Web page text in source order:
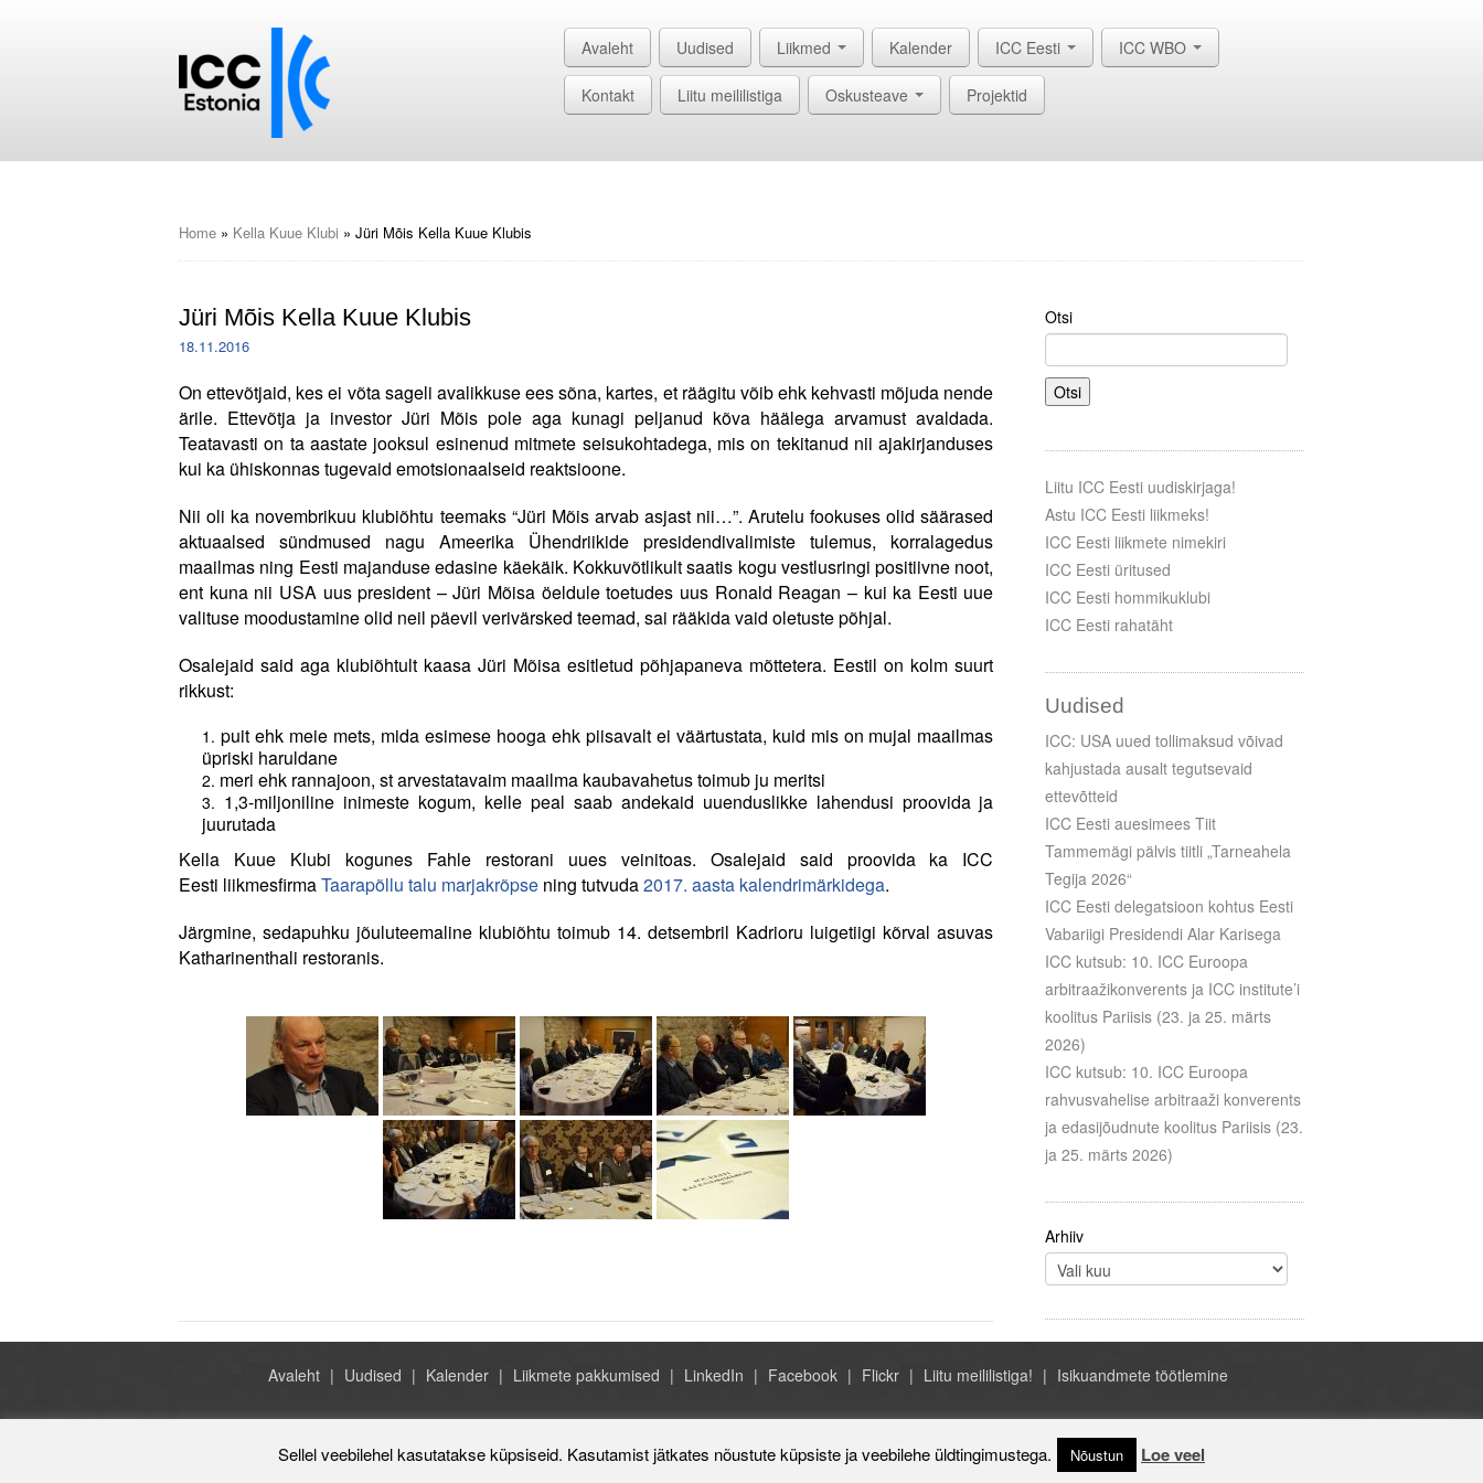
Avaleht Uudised Liikmed Kalender ICC Eesti ICC WBO
Kontakt Liitu meililistiga Oskusteave Projektid
Home » Kella Kuue Klubi » Jüri Mõis Kella Kuue Klubis
Jüri Mõis Kella Kuue Klubis
18.11.2016
On ettevõtjaid, kes ei võta sageli avalikkuse ees sõna, kartes, et räägitu võib ehk kehvasti mõjuda nende
ärile. Ettevõtja ja investor Jüri Mõis pole aga kunagi peljanud kõva häälega arvamust avaldada.
Teatavasti on ta aastate jooksul esinenud mitmete seisukohtadega, mis on tekitanud nii ajakirjanduses
kui ka ühiskonnas tugevaid emotsionaalseid reaktsioone.
Nii oli ka novembrikuu klubiõhtu teemaks “Jüri Mõis arvab asjast nii…”. Arutelu fookuses olid säärased
aktuaalsed sündmused nagu Ameerika Ühendriikide presidendivalimiste tulemus, korralagedus
maailmas ning Eesti majanduse edasine käekäik. Kokkuvõtlikult saatis kogu vestlusringi positiivne noot,
ent kuna nii USA uus president – Jüri Mõisa öeldule toetudes uus Ronald Reagan – kui ka Eesti uue
valituse moodustamine olid neil päevil verivärsked teemad, sai rääkida vaid oletuste põhjal.
Osalejaid said aga klubiõhtult kaasa Jüri Mõisa esitletud põhjapaneva mõttetera. Eestil on kolm suurt
rikkust:
puit ehk meie mets, mida esimese hooga ehk piisavalt ei väärtustata, kuid mis on mujal maailmas
üpriski haruldane
meri ehk rannajoon, st arvestatavaim maailma kaubavahetus toimub ju meritsi
1,3-miljoniline inimeste kogum, kelle peal saab andekaid uuenduslikke lahendusi proovida ja
juurutada
Kella Kuue Klubi kogunes Fahle restorani uues veinitoas. Osalejaid said proovida ka ICC
Eesti liikmesfirmaTaarapõllu talu marjakrõpse ning tutvuda2017. aasta kalendrimärkidega.
Järgmine, sedapuhku jõuluteemaline klubiõhtu toimub 14. detsembril Kadrioru luigetiigi kõrval asuvas
Katharinenthali restoranis.
Otsi
Otsi
Liitu ICC Eesti uudiskirjaga!
Astu ICC Eesti liikmeks!
ICC Eesti liikmete nimekiri
ICC Eesti üritused
ICC Eesti hommikuklubi
ICC Eesti rahatäht
Uudised
ICC: USA uued tollimaksud võivad
kahjustada ausalt tegutsevaid
ettevõtteid
ICC Eesti auesimees Tiit
Tammemägi pälvis tiitli „Tarneahela
Tegija 2026“
ICC Eesti delegatsioon kohtus Eesti
Vabariigi Presidendi Alar Karisega
ICC kutsub: 10. ICC Euroopa
arbitraažikonverents ja ICC institute’i
koolitus Pariisis (23. ja 25. märts
2026)
ICC kutsub: 10. ICC Euroopa
rahvusvahelise arbitraaži konverents
ja edasijõudnute koolitus Pariisis (23.
ja 25. märts 2026)
Arhiiv
Avaleht Uudised Kalender Liikmete pakkumised LinkedIn Facebook Flickr Liitu meililistiga! Isikuandmete töötlemine
Estonia, +372 684 1070, icc@icc-estonia.ee
Sellel veebilehel kasutatakse küpsiseid. Kasutamist jätkates nõustute küpsiste ja veebilehe üldtingimustega. Nõustun Loe veel